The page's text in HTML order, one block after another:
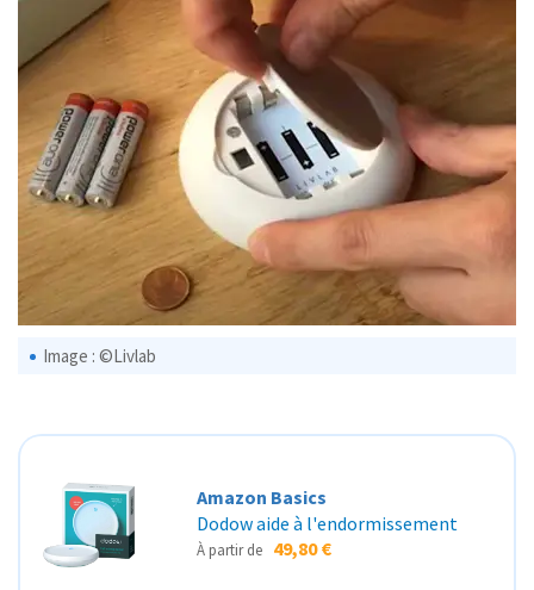
Image : ©Livlab
Amazon Basics
Dodow aide à l'endormissement
À partir de 49,80 €